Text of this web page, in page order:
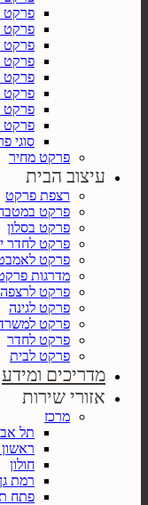
פרקט
פרקט
פרקט
פרקט
פרקט
פרקט
פרקט
סוגי
פרקט מחיר
עיצוב הבית
רצפת פרקט
פרקט
פרקט בסלון
פרקט לחדר
פרקט
מדרגות
פרקט לרצפה
פרקט לגינה
פרקט
פרקט לחדר
פרקט לבית
מדריכים ומידע
אזורי שירות
מרכז
תל
ראשון
חולון
רמת גן
פתח